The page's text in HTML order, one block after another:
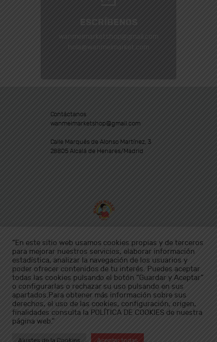
ESCRÍBENOS
wanmeimarketshop@gmail.com
hola@wanmeimarket.com
Contáctanos
wanmeimarketshop@gmail.com
Calle Marqués de Alonso Martínez, 3
28805 Alcalá de Henares/Madrid
Condiciones de envío
Política de cookies
Aviso legal
Política de privacidad
Condiciones generales de venta
Horarios:
“En este sitio web usamos cookies propias y de terceros
para mejorar nuestros servicios, elaborar información
estadística, analizar la navegación de los usuarios y
poder ofrecer contenidos de tu interés. Puedes aceptar
todas las cookies pulsando el botón “Guardar y Aceptar”
o configurarlas o rechazar su uso pulsando en sus
apartados.Para obtener más información sobre sus
derechos, el uso de las cookies, configuración, origen,
finalidades consulta la POLÍTICA DE COOKIES de nuestra
página web.”